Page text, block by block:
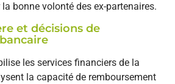
bonne volonté des ex-partenaires.
et décisions de
les services financiers de la
la capacité de remboursement